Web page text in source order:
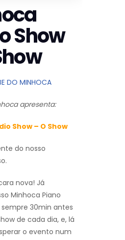
Show
DO MINHOCA
apresenta:
Show – O Show
do nosso
nova! Já
Minhoca Piano
sempre 30min antes
de cada dia, e, lá
o evento num